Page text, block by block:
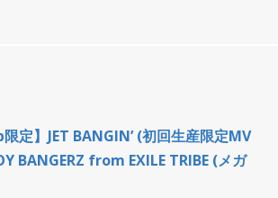
定】JET BANGIN’ (初回生産限定MV
BANGERZ from EXILE TRIBE (メガ